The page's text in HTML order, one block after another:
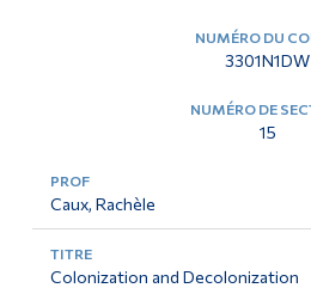
3301N1DW
15
Caux, Rachèle
Colonization and Decolonization